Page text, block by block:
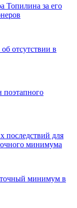
Топилина за его
отсутствии в
поэтапного
последствий для
минимума
минимум в